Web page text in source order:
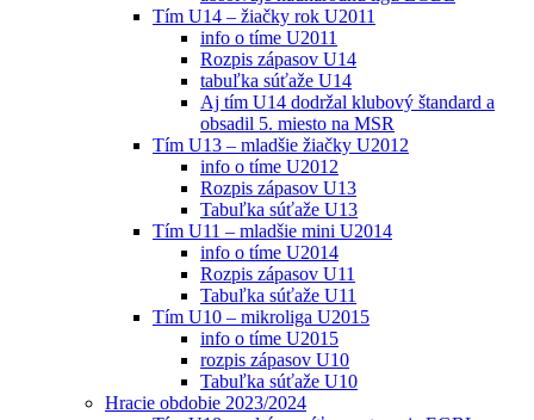
Tím U14 – žiačky rok U2011
info o tíme U2011
Rozpis zápasov U14
tabuľka súťaže U14
Aj tím U14 dodržal klubový štandard a
obsadil 5. miesto na MSR
Tím U13 – mladšie žiačky U2012
info o tíme U2012
Rozpis zápasov U13
Tabuľka súťaže U13
Tím U11 – mladšie mini U2014
info o tíme U2014
Rozpis zápasov U11
Tabuľka súťaže U11
Tím U10 – mikroliga U2015
info o tíme U2015
rozpis zápasov U10
Tabuľka súťaže U10
Hracie obdobie 2023/2024